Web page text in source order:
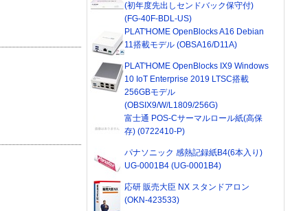
(初年度先出しセンドバック保守付)
(FG-40F-BDL-US)
PLAT'HOME OpenBlocks A16 Debian
11搭載モデル (OBSA16/D11A)
PLAT'HOME OpenBlocks IX9 Windows
10 IoT Enterprise 2019 LTSC搭載
256GBモデル
(OBSIX9/W/L1809/256G)
富士通 POS-Cサーマルロール紙(高保
存) (0722410-P)
パナソニック 感熱記録紙B4(6本入り)
UG-0001B4 (UG-0001B4)
応研 販売大臣 NX スタンドアロン
(OKN-423533)